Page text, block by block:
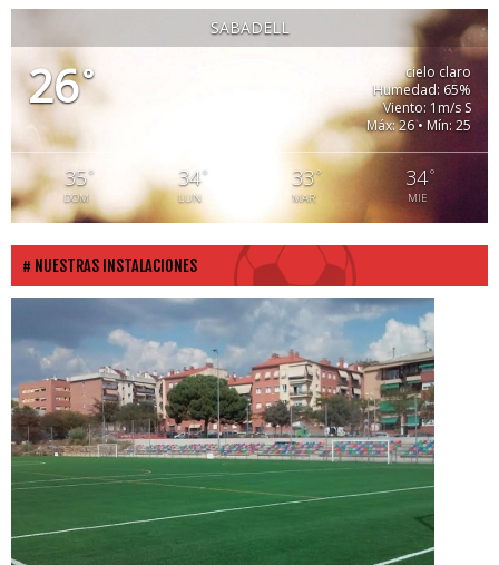
SABADELL
26°
cielo claro
Humedad: 65%
Viento: 1m/s S
Máx: 26 • Mín: 25
35°
DOM
34°
LUN
33°
MAR
34°
MIE
NUESTRAS INSTALACIONES